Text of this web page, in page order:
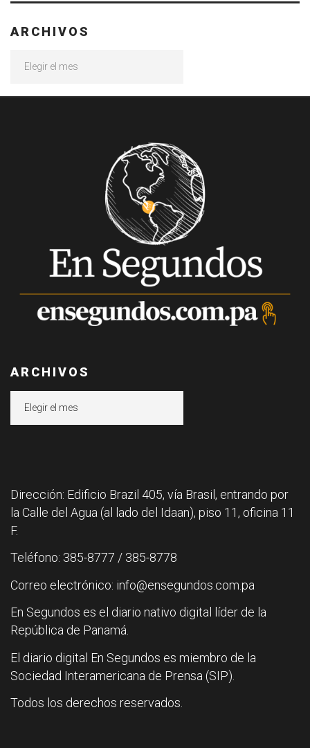
ARCHIVOS
ARCHIVOS
Dirección: Edificio Brazil 405, vía Brasil, entrando por
la Calle del Agua (al lado del Idaan), piso 11, oficina 11
F.
Teléfono: 385-8777 / 385-8778
Correo electrónico: info@ensegundos.com.pa
En Segundos es el diario nativo digital líder de la
República de Panamá.
El diario digital En Segundos es miembro de la
Sociedad Interamericana de Prensa (SIP).
Todos los derechos reservados.